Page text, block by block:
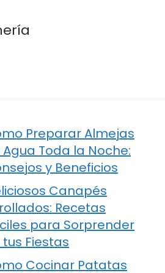
Preparar Almejas
Agua Toda la Noche:
y Beneficios
Canapés
Recetas
para Sorprender
tus Fiestas
Cocinar Patatas